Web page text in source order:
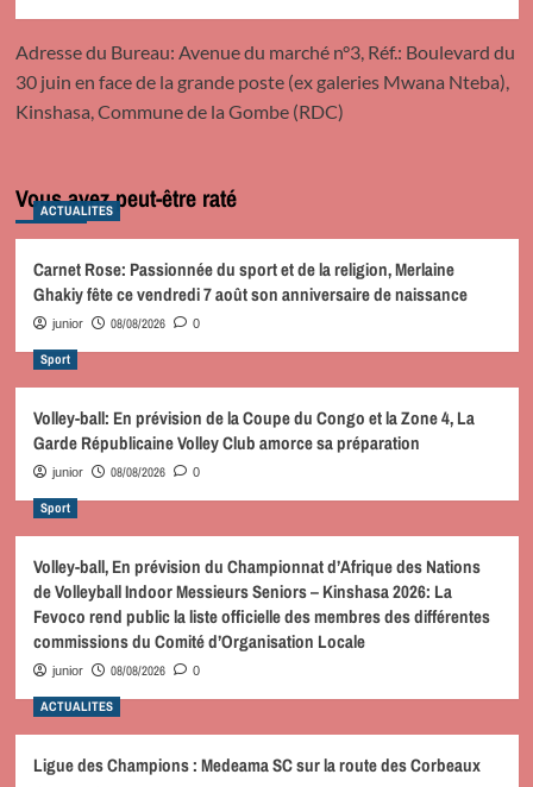
Adresse du Bureau: Avenue du marché n°3, Réf.: Boulevard du
30 juin en face de la grande poste (ex galeries Mwana Nteba),
Kinshasa, Commune de la Gombe (RDC)
Vous avez peut-être raté
ACTUALITES
Carnet Rose: Passionnée du sport et de la religion, Merlaine
Ghakiy fête ce vendredi 7 août son anniversaire de naissance
junior 08/08/2026 0
Sport
Volley-ball: En prévision de la Coupe du Congo et la Zone 4, La
Garde Républicaine Volley Club amorce sa préparation
junior 08/08/2026 0
Sport
Volley-ball, En prévision du Championnat d’Afrique des Nations
de Volleyball Indoor Messieurs Seniors – Kinshasa 2026: La
Fevoco rend public la liste officielle des membres des différentes
commissions du Comité d’Organisation Locale
junior 08/08/2026 0
ACTUALITES
Ligue des Champions : Medeama SC sur la route des Corbeaux